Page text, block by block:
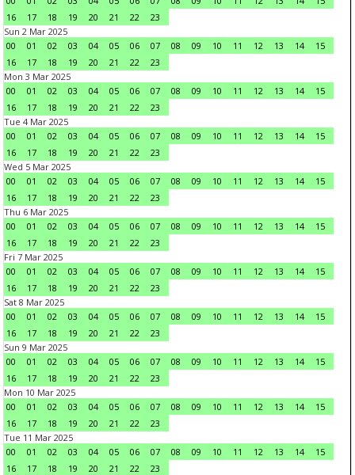
16
17 18 19 20 21 22
23
Sun 2 Mar 2025
00
01 02 03 04 05 06 07 08 09 10 11 12 13 14
15
16
17 18 19 20 21 22
23
Mon 3 Mar 2025
00
01 02 03 04 05 06 07 08 09 10 11 12 13 14
15
16
17 18 19 20 21 22
23
Tue 4 Mar 2025
00
01 02 03 04 05 06 07 08 09 10 11 12 13 14
15
16
17 18 19 20 21 22
23
Wed 5 Mar 2025
00
01 02 03 04 05 06 07 08 09 10 11 12 13 14
15
16
17 18 19 20 21 22
23
Thu 6 Mar 2025
00
01 02 03 04 05 06 07 08 09 10 11 12 13 14
15
16
17 18 19 20 21 22
23
Fri 7 Mar 2025
00
01 02 03 04 05 06 07 08 09 10 11 12 13 14
15
16
17 18 19 20 21 22
23
Sat 8 Mar 2025
00
01 02 03 04 05 06 07 08 09 10 11 12 13 14
15
16
17 18 19 20 21 22
23
Sun 9 Mar 2025
00
01 02 03 04 05 06 07 08 09 10 11 12 13 14
15
16
17 18 19 20 21 22
23
Mon 10 Mar 2025
00
01 02 03 04 05 06 07 08 09 10 11 12 13 14
15
16
17 18 19 20 21 22
23
Tue 11 Mar 2025
00
01 02 03 04 05 06 07 08 09 10 11 12 13 14
15
16
17 18 19 20 21 22
23